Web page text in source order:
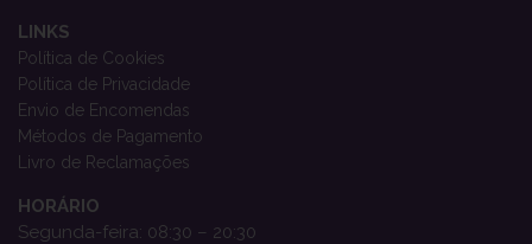
LINKS
Política de Cookies
Política de Privacidade
Envio de Encomendas
Métodos de Pagamento
Livro de Reclamações
HORÁRIO
Segunda-feira: 08:30 – 20:30